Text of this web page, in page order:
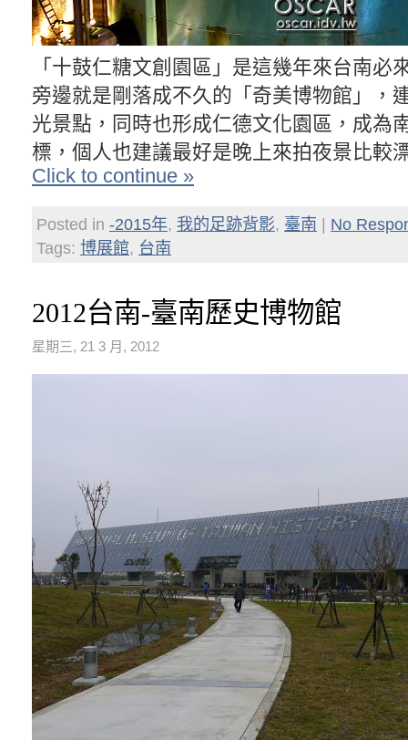
「十鼓仁糖文創園區」是這幾年來台南必
旁邊就是剛落成不久的「奇美博物館」，
光景點，同時也形成仁德文化園區，成為
標，個人也建議最好是晚上來拍夜景比較
Click to continue »
Posted in -2015年, 我的足跡背影, 臺南
No
Tags: 博展館, 台南
2012台南-臺南歷史博物館
星期三, 21 3 月, 2012